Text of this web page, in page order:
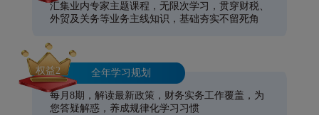
汇集业内专家主题课程，无限次学习，贯穿财税、
外贸及关务等业务主线知识，基础夯实不留死角
全年学习规划
权益2
每月8期，解读最新政策，财务实务工作覆盖，为
您答疑解惑，养成规律化学习习惯